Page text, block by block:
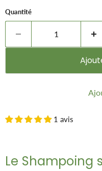
Quantité
1 avis
Le Shampoing